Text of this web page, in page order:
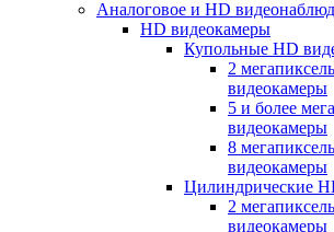
Аналоговое и HD
HD видеокамеры
Купольные HD
2
видеокамеры
5 и более
видеокамеры
8
видеокамеры
Цилиндрические
2
видеокамеры